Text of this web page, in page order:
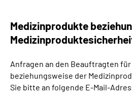
Medizinprodukte
Anfragen an den Beauftragten
beziehungsweise der
Sie bitte an folgende E-Mail-